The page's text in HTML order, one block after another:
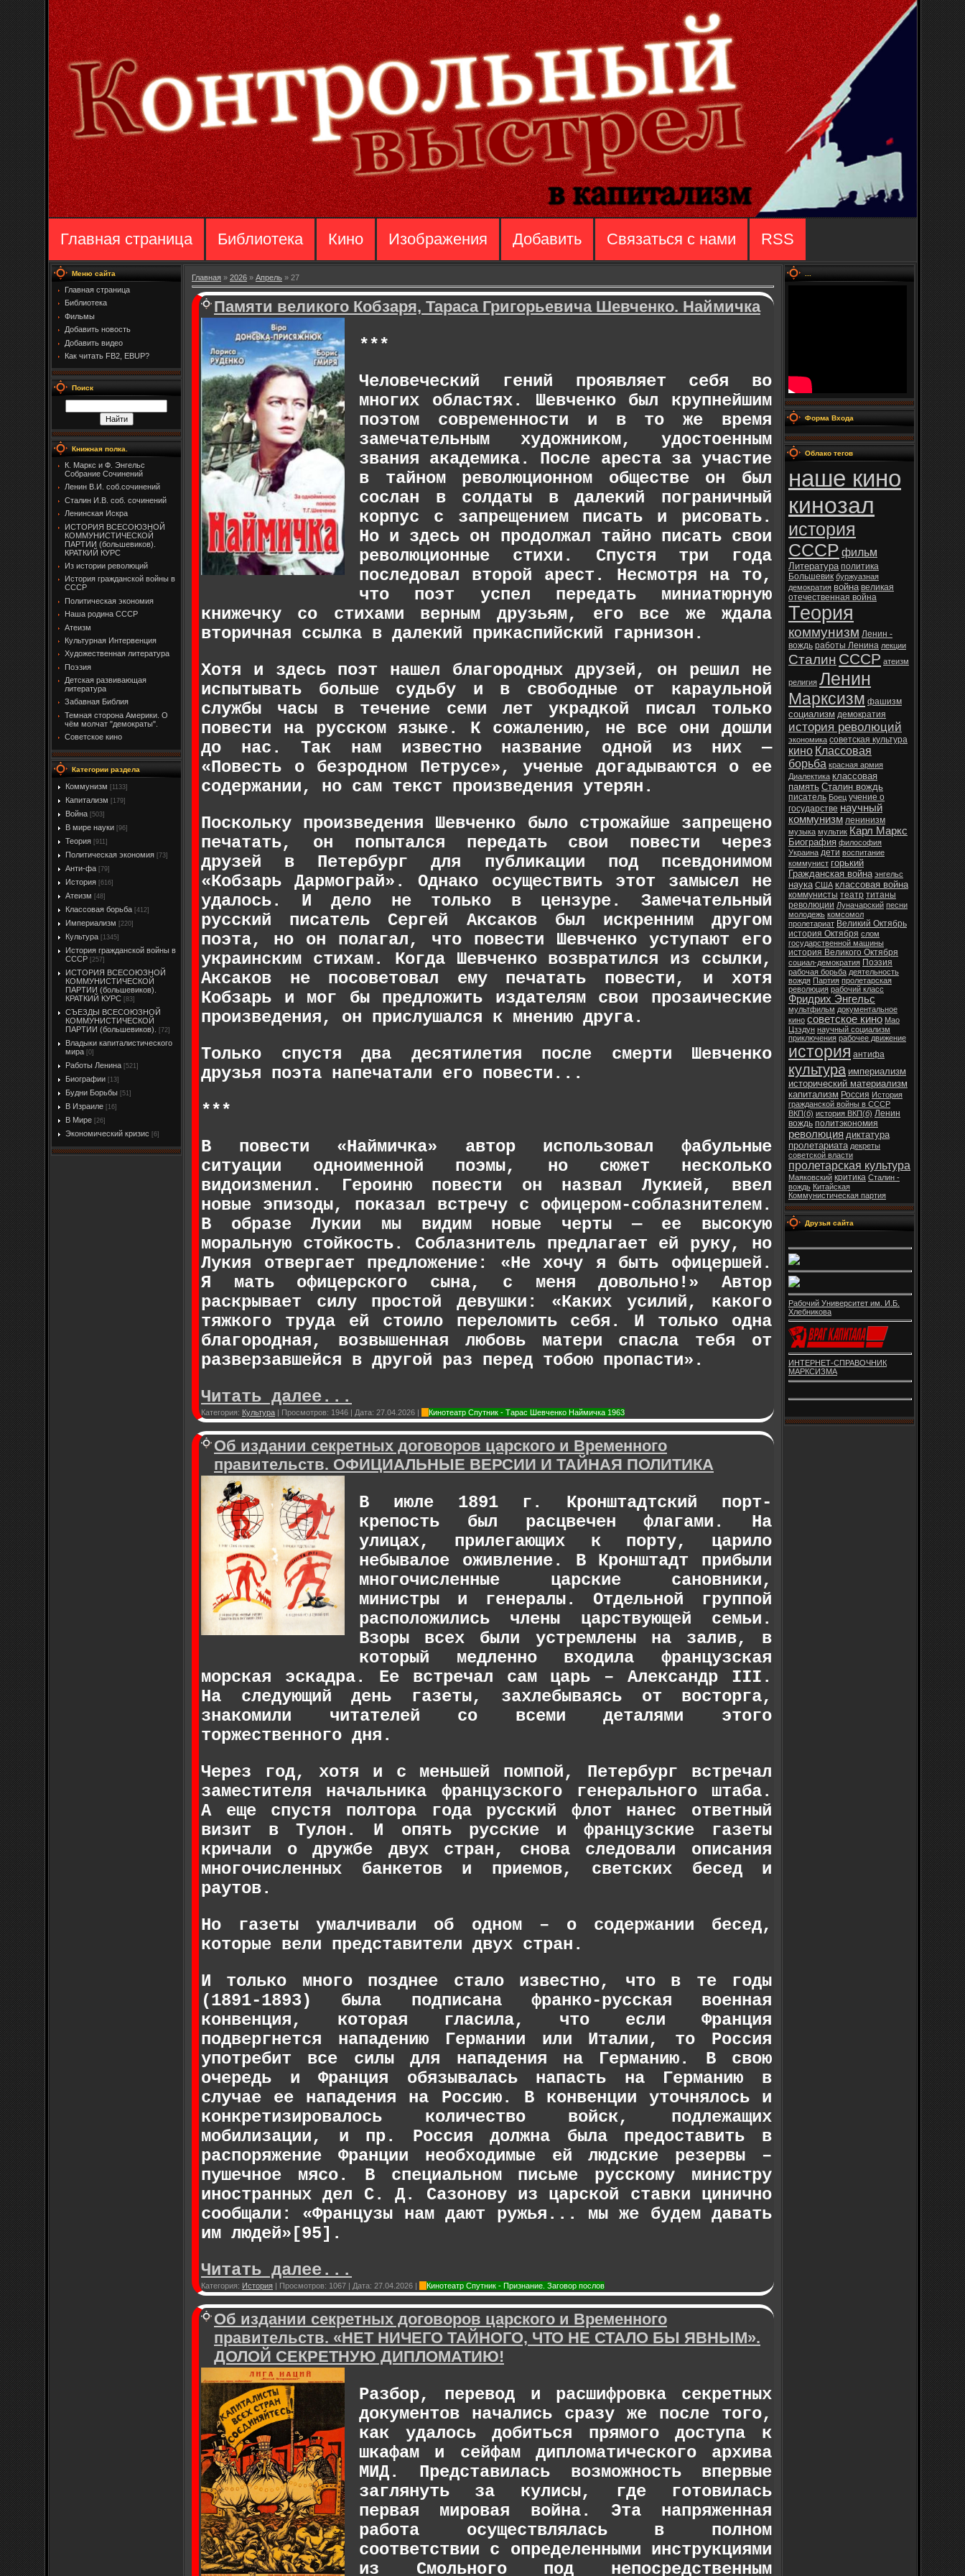
Главная страница Библиотека Кино Изображения Добавить Связаться с нами RSS
Меню сайта
Главная страница
Библиотека
Фильмы
Добавить новость
Добавить видео
Как читать FB2, EBUP?
Поиск
Книжная полка.
К. Маркс и Ф. Энгельс
Собрание Сочинений
Ленин В.И. соб.сочинений
Сталин И.В. соб. сочинений
Ленинская Искра
ИСТОРИЯ ВСЕСОЮЗНОЙ
КОММУНИСТИЧЕСКОЙ
ПАРТИИ (большевиков).
КРАТКИЙ КУРС
Из истории революций
История гражданской войны в
СССР
Политическая экономия
Наша родина СССР
Атеизм
Культурная Интервенция
Художественная литература
Поэзия
Детская развивающая
литература
Забавная Библия
Темная сторона Америки. О
чём молчат "демократы".
Советское кино
Категории раздела
Коммунизм [1133]
Капитализм [179]
Война [503]
В мире науки [96]
Теория [911]
Политическая экономия [73]
Анти-фа [79]
История [616]
Атеизм [48]
Классовая борьба [412]
Империализм [220]
Культура [1345]
История гражданской войны в
СССР [257]
ИСТОРИЯ ВСЕСОЮЗНОЙ
КОММУНИСТИЧЕСКОЙ
ПАРТИИ (большевиков).
КРАТКИЙ КУРС [83]
СЪЕЗДЫ ВСЕСОЮЗНОЙ
КОММУНИСТИЧЕСКОЙ
ПАРТИИ (большевиков).
[72]
Владыки капиталистического
мира [0]
Работы Ленина [521]
Биографии [13]
Будни Борьбы [51]
В Израиле [16]
В Мире [26]
Экономический кризис [6]
Главная » 2026 » Апрель » 27
Памяти великого Кобзаря, Тараса Григорьевича Шевченко. Наймичка
***
Человеческий гений проявляет себя во
многих областях. Шевченко был крупнейшим
поэтом современности и в то же время
замечательным художником, удостоенным
звания академика. После ареста за участие
в тайном революционном обществе он был
сослан в солдаты в далекий пограничный
корпус с запрещением писать и рисовать.
Но и здесь он продолжал тайно писать свои
революционные стихи. Спустя три года
последовал второй арест. Несмотря на то,
что поэт успел передать миниатюрную
книжечку со стихами верным друзьям, его все же ждала
вторичная ссылка в далекий прикаспийский гарнизон.
Хотя и здесь поэт нашел благородных друзей, он решил не
испытывать больше судьбу и в свободные от караульной
службы часы в течение семи лет украдкой писал только
повести на русском языке. К сожалению, не все они дошли
до нас. Так нам известно название одной из них —
«Повесть о безродном Петрусе», ученые догадываются о ее
содержании, но сам текст произведения утерян.
Поскольку произведения Шевченко было строжайше запрещено
печатать, он попытался передать свои повести через
друзей в Петербург для публикации под псевдонимом
«Кобзарь Дармограй». Однако осуществить этот замысел не
удалось. И дело не только в цензуре. Замечательный
русский писатель Сергей Аксаков был искренним другом
поэта, но он полагал, что повести Шевченко уступают его
украинским стихам. Когда Шевченко возвратился из ссылки,
Аксаков не посоветовал ему печатать повести, и хотя
Кобзарь и мог бы предложить издателям свои прозаические
произведения, он прислушался к мнению друга.
Только спустя два десятилетия после смерти Шевченко
друзья поэта напечатали его повести. ..
***
В повести «Наймичка» автор использовал фабульные
ситуации одноименной поэмы, но сюжет несколько
видоизменил. Героиню повести он назвал Лукией, ввел
новые эпизоды, показал встречу с офицером-соблазнителем.
В образе Лукии мы видим новые черты — ее высокую
моральную стойкость. Соблазнитель предлагает ей руку, но
Лукия отвергает предложение: «Не хочу я быть офицершей.
Я мать офицерского сына, с меня довольно!» Автор
раскрывает силу простой девушки: «Каких усилий, какого
тяжкого труда ей стоило переломить себя. И только одна
благородная, возвышенная любовь матери спасла тебя от
разверзавшейся в другой раз перед тобою пропасти».
Читать далее...
Категория: Культура | Просмотров: 1946 | Дата: 27.04.2026 | Кинотеатр Спутник - Тарас Шевченко Наймичка 1963
Об издании секретных договоров царского и Временного
правительств. ОФИЦИАЛЬНЫЕ ВЕРСИИ И ТАЙНАЯ ПОЛИТИКА
В июле 1891 г. Кронштадтский порт-
крепость был расцвечен флагами. На
улицах, прилегающих к порту, царило
небывалое оживление. В Кронштадт прибыли
многочисленные царские сановники,
министры и генералы. Отдельной группой
расположились члены царствующей семьи.
Взоры всех были устремлены на залив, в
который медленно входила французская
морская эскадра. Ее встречал сам царь – Александр III.
На следующий день газеты, захлебываясь от восторга,
знакомили читателей со всеми деталями этого
торжественного дня.
Через год, хотя и с меньшей помпой, Петербург встречал
заместителя начальника французского генерального штаба.
А еще спустя полтора года русский флот нанес ответный
визит в Тулон. И опять русские и французские газеты
кричали о дружбе двух стран, снова следовали описания
многочисленных банкетов и приемов, светских бесед и
раутов.
Но газеты умалчивали об одном – о содержании бесед,
которые вели представители двух стран.
И только много позднее стало известно, что в те годы
(1891-1893) была подписана франко-русская военная
конвенция, которая гласила, что если Франция
подвергнется нападению Германии или Италии, то Россия
употребит все силы для нападения на Германию. В свою
очередь и Франция обязывалась напасть на Германию в
случае ее нападения на Россию. В конвенции уточнялось и
конкретизировалось количество войск, подлежащих
мобилизации, и пр. Россия должна была предоставить в
распоряжение Франции необходимые ей людские резервы –
пушечное мясо. В специальном письме русскому министру
иностранных дел С. Д. Сазонову из царской ставки цинично
сообщали: «Французы нам дают ружья... мы же будем давать
им людей»[95].
Читать далее...
Категория: История | Просмотров: 1067 | Дата: 27.04.2026 | Кинотеатр Спутник - Признание. Заговор послов
Об издании секретных договоров царского и Временного
правительств. «НЕТ НИЧЕГО ТАЙНОГО, ЧТО НЕ СТАЛО БЫ ЯВНЫМ».
ДОЛОЙ СЕКРЕТНУЮ ДИПЛОМАТИЮ!
Разбор, перевод и расшифровка секретных
документов начались сразу же после того,
как удалось добиться прямого доступа к
шкафам и сейфам дипломатического архива
МИД. Представилась возможность впервые
заглянуть за кулисы, где готовилась
первая мировая война. Эта напряженная
работа осуществлялась в полном
соответствии с определенными инструкциями
из Смольного под непосредственным
Форма Входа
Облако тегов
наше кино
кинозал
история
СССР фильм
Литература политика
Большевик буржуазная
демократия война великая
отечественная война
Теория
коммунизм Ленин -
вождь работы Ленина лекции
Сталин СССР атеизм
религия Ленин
Марксизм фашизм
социализм демократия
история революций
экономика советская культура
кино Классовая
борьба красная армия
Диалектика классовая
память Сталин вождь
писатель Боец учение о
государстве научный
коммунизм ленинизм
музыка мультик Карл Маркс
Биография философия
Украина дети воспитание
коммунист горький
Гражданская война энгельс
наука США классовая война
коммунисты театр титаны
революции Луначарский песни
молодежь комсомол
пролетариат Великий Октябрь
история Октября слом
государственной машины
история Великого Октября
социал-демократия Поэзия
рабочая борьба деятельность
вождя Партия пролетарская
революция рабочий класс
Фридрих Энгельс
мультфильм документальное
кино советское кино Мао
Цзэдун научный социализм
приключения рабочее движение
история антифа
культура империализм
исторический материализм
капитализм Россия История
гражданской войны в СССР
ВКП(б) история ВКП(б) Ленин
вождь политэкономия
революция диктатура
пролетариата декреты
советской власти
пролетарская культура
Маяковский критика Сталин -
вождь Китайская
Коммунистическая партия
Друзья сайта
Рабочий Университет им. И.Б.
Хлебникова
ИНТЕРНЕТ-СПРАВОЧНИК
МАРКСИЗМА